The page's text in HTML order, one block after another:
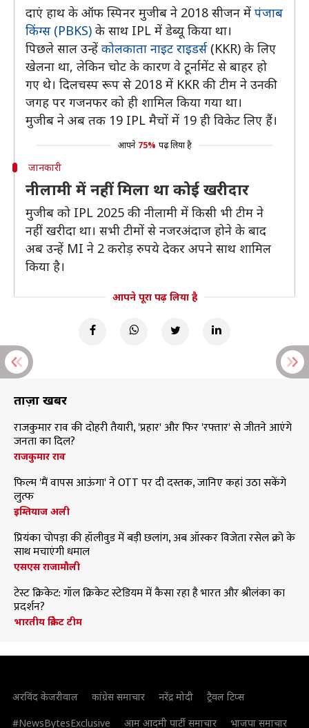
दाएं हाथ के ऑफ स्पिनर मुजीब ने 2018 सीजन में पंजाब
किंग्स (PBKS) के साथ IPL में डेब्यू किया था।
पिछले साल उन्हें कोलकाता नाइट राइडर्स(KKR) के लिए
खेलना था, लेकिन चोट के कारण वे टूर्नामेंट से बाहर हो
गए थे। दिलचस्प रूप से 2018 में KKR की टीम ने उनकी
जगह पर गजनफर को ही शामिल किया गया था।
मुजीब ने अब तक 19 IPL मैचों में 19 ही विकेट लिए हैं।
आपने 75% पढ़ लिया है
जानकारी
नीलामी में नहीं मिला था कोई खरीदार
मुजीब को IPL 2025 की नीलामी में किसी भी टीम ने
नहीं खरीदा था। सभी टीमों से नजरअंदाज होने के बाद
अब उन्हें MI ने 2 करोड़ रुपये देकर अपने साथ शामिल
किया है।
आपने पूरा पढ़ लिया है
ताज़ा खबरें
राजकुमार राव की दोहरी तैयारी, 'प्रहार' और फिर 'रफ्तार' से जीतने आएंगे
जनता का दिल?
राजकुमार राव
फिल्म 'मैं वापस आऊंगा' ने OTT पर दी दस्तक, जानिए कहां उठा सकेंगे
लुत्फ
इम्तियाज अली
प्रियंका चोपड़ा की हॉलीवुड में बड़ी छलांग, अब ऑस्कर विजेता रसेल क्रो के
साथ मचाएंगी धमाल
एसएस राजामौली
टेस्ट क्रिकेट: गॉल क्रिकेट स्टेडियम में कैसा रहा है भारत और श्रीलंका का
प्रदर्शन?
भारतीय क्रिकेट टीम
अरविंद केजरीवाल कांग्रेस समाचार नरेंद्र मोदी
ट्रैवल टिप्स
#NewsBytesExclusive
आम आदमी पार्टी समाचार भाजपा समाचार